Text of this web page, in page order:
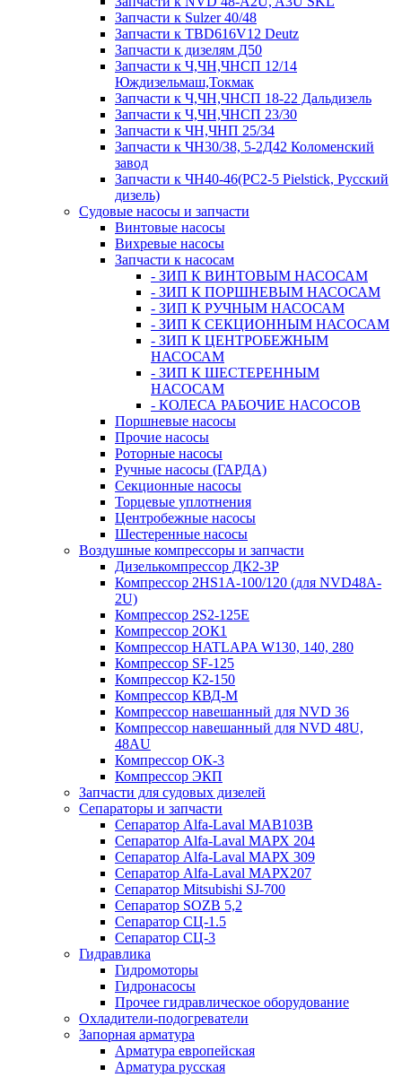
Запчасти к Sulzer 40/48
Запчасти к TBD616V12 Deutz
Запчасти к дизелям Д50
Запчасти к Ч,ЧН,ЧНСП 12/14
Юждизельмаш,Токмак
Запчасти к Ч,ЧН,ЧНСП 18-22 Дальдизель
Запчасти к Ч,ЧН,ЧНСП 23/30
Запчасти к ЧН,ЧНП 25/34
Запчасти к ЧН30/38, 5-2Д42 Коломенский
завод
Запчасти к ЧН40-46(PC2-5 Pielstick, Русский
дизель)
Судовые насосы и запчасти
Винтовые насосы
Вихревые насосы
Запчасти к насосам
- ЗИП К ВИНТОВЫМ НАСОСАМ
- ЗИП К ПОРШНЕВЫМ НАСОСАМ
- ЗИП К РУЧНЫМ НАСОСАМ
- ЗИП К СЕКЦИОННЫМ НАСОСАМ
- ЗИП К ЦЕНТРОБЕЖНЫМ
НАСОСАМ
- ЗИП К ШЕСТЕРЕННЫМ
НАСОСАМ
- КОЛЕСА РАБОЧИЕ НАСОСОВ
Поршневые насосы
Прочие насосы
Роторные насосы
Ручные насосы (ГАРДА)
Секционные насосы
Торцевые уплотнения
Центробежные насосы
Шестеренные насосы
Воздушные компрессоры и запчасти
Дизелькомпрессор ДК2-3Р
Компрессор 2HS1A-100/120 (для NVD48A-
2U)
Компрессор 2S2-125Е
Компрессор 2ОК1
Компрессор HATLAPA W130, 140, 280
Компрессор SF-125
Компрессор К2-150
Компрессор КВД-М
Компрессор навешанный для NVD 36
Компрессор навешанный для NVD 48U,
48AU
Компрессор ОК-3
Компрессор ЭКП
Запчасти для судовых дизелей
Сепараторы и запчасти
Сепаратор Alfa-Laval МАВ103В
Сепаратор Alfa-Laval МАРХ 204
Сепаратор Alfa-Laval МАРХ 309
Сепаратор Alfa-Laval МАРХ207
Сепаратор Mitsubishi SJ-700
Сепаратор SOZB 5,2
Сепаратор СЦ-1.5
Сепаратор СЦ-3
Гидравлика
Гидромоторы
Гидронасосы
Прочее гидравлическое оборудование
Охладители-подогреватели
Запорная арматура
Арматура европейская
Арматура русская